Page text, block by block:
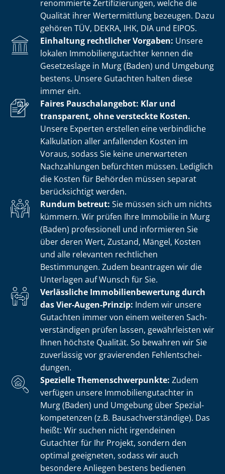
renommierte Zer­ti­fi­zie­run­gen, welche die
Qualität ihrer Wertermittlung bezeugen. Dazu
gehören TÜV, DEKRA, IHK, DIA und EIPOS.
Einhaltung rechtlicher Vorgaben: Unsere
lokalen Im­mo­bi­li­en­gut­ach­ter kennen die
Gesetzeslage in Murg (Baden) und Umgebung
bestens. Unsere Gutachten halten diese
immer ein.
Faires Pauschalangebot: Klar und
transparent, ohne versteckte Kosten.
Unsere Experten erstellen eine verbindliche
Kalkulation aller anfallenden Kosten im
Voraus, sodass Sie keine unerwarteten
Nachzahlungen befürchten müssen. Lediglich
die Kosten für Behörden müssen separat
berücksichtigt werden.
Rundum betreut: Sie müssen sich um nichts
kümmern. Wir prüfen Ihre Immobilie in Murg
(Baden) professionell und informieren Sie
über deren Wert, Zustand, Mängel, Kosten
und alle relevanten rechtlichen
Bestimmungen. Zudem beantragen wir die
Unterlagen auf Wunsch für Sie.
Verlässliche Im­mo­bi­li­en­be­wer­tung durch
das Vier-Augen-Prinzip: Indem wir unsere
Gutachten immer von einem weiteren Sach­
ver­stän­di­gen prüfen lassen, gewährleisten wir
Ihnen höchste Qualität. So bewahren wir Sie
zuverlässig vor gravierenden Fehl­ent­schei­
dun­gen.
Spezielle The­men­schwer­punk­te: Zudem
verfügen unsere Im­mo­bi­li­en­gut­ach­ter in
Murg (Baden) und Umgebung über Spe­zi­al­
kom­pe­ten­zen (z.B. Bau­sach­ver­stän­di­ge). Das
heißt: Wir suchen nicht irgendeinen
Gutachter für Ihr Projekt, sondern den
optimal geeigneten, sodass wir auch
besondere Anliegen bestens bedienen